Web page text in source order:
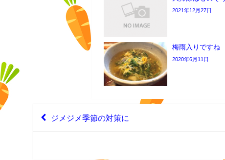
2021年12月27日
梅雨入りですね
2020年6月11日
ジメジメ季節の対策に